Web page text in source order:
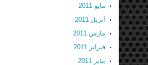
مايو 2011
أبريل 2011
مارس 2011
فبراير 2011
يناير 2011